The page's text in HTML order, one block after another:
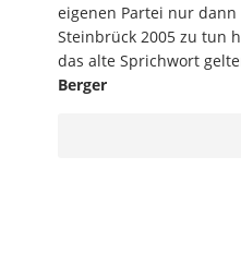
eigenen Partei nur
Steinbrück 2005 zu tun
das alte Sprichwort
Berger